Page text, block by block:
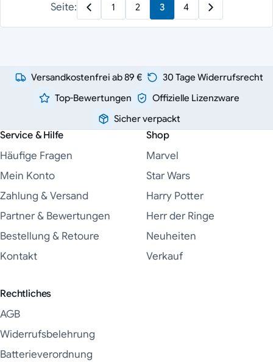
Seite: 1 2 3 4
Versandkostenfrei ab 89 €
30 Tage Widerrufsrecht
Top-Bewertungen
Offizielle Lizenzware
Sicher verpackt
Service & Hilfe
Häufige Fragen
Mein Konto
Zahlung & Versand
Partner & Bewertungen
Bestellung & Retoure
Kontakt
Shop
Marvel
Star Wars
Harry Potter
Herr der Ringe
Neuheiten
Verkauf
Rechtliches
AGB
Widerrufsbelehrung
Batterieverordnung